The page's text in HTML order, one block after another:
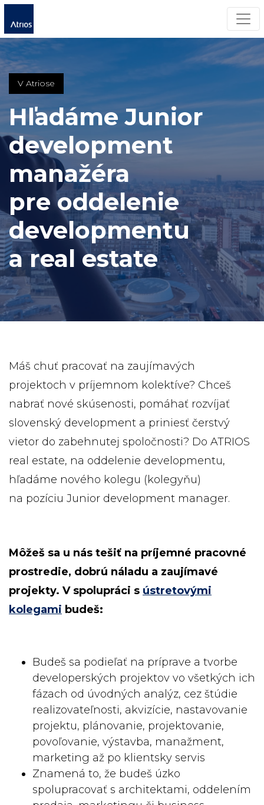
V Atriose
Hľadáme Junior
development
manažéra
pre oddelenie
developmentu
a real estate
Máš chuť pracovať na zaujímavých
projektoch v príjemnom kolektíve? Chceš
nabrať nové skúsenosti, pomáhať rozvíjať
slovenský development a priniesť čerstvý
vietor do zabehnutej spoločnosti? Do ATRIOS
real estate, na oddelenie developmentu,
hľadáme nového kolegu (kolegyňu)
na pozíciu Junior development manager.
Môžeš sa u nás tešiť na príjemné pracovné
prostredie, dobrú náladu a zaujímavé
projekty. V spolupráci s ústretovými
kolegami budeš:
Budeš sa podieľať na príprave a tvorbe
developerských projektov vo všetkých ich
fázach od úvodných analýz, cez štúdie
realizovateľnosti, akvizície, nastavovanie
projektu, plánovanie, projektovanie,
povoľovanie, výstavba, manažment,
marketing až po klientsky servis
Znamená to, že budeš úzko
spolupracovať s architektami, oddelením